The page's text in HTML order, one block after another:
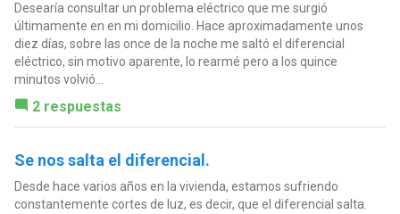
Desearía consultar un problema eléctrico que me surgió
últimamente en en mi domicilio. Hace aproximadamente unos
diez días, sobre las once de la noche me saltó el diferencial
eléctrico, sin motivo aparente, lo rearmé pero a los quince
minutos volvió...
2 respuestas
Se nos salta el diferencial.
Desde hace varios años en la vivienda, estamos sufriendo
constantemente cortes de luz, es decir, que el diferencial salta.